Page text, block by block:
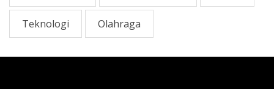
Teknologi Olahraga